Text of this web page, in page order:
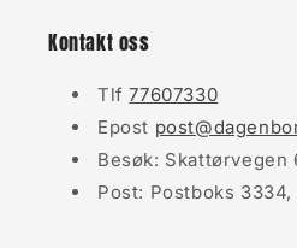
Kontakt oss
Tlf77607330
Epost
Besøk: Skattørvegen
Post: Postboks